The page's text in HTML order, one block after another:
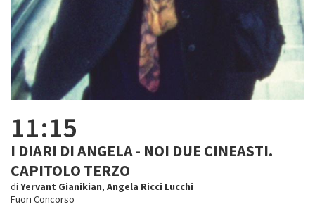
11:15
I DIARI DI ANGELA - NOI DUE CINEASTI.
CAPITOLO TERZO
di Yervant Gianikian, Angela Ricci Lucchi
Fuori Concorso